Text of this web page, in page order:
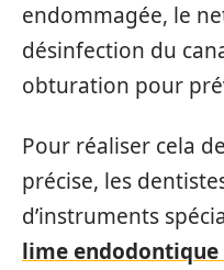
endommagée, le
désinfection du
obturation pour
Pour réaliser cela
précise, les
d’instruments
lime